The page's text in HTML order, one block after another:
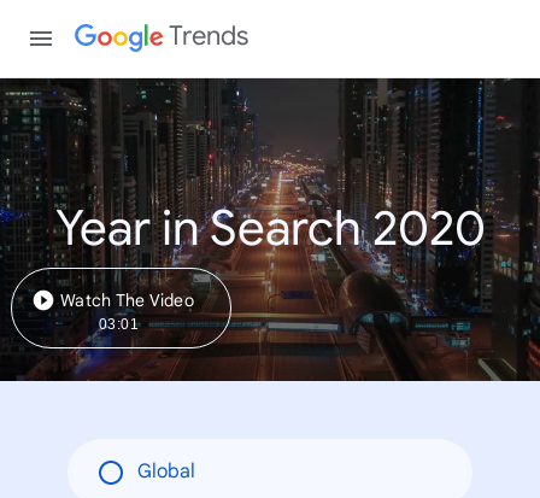
Trends
Year in Search 2020
Watch The Video
03:01
Global